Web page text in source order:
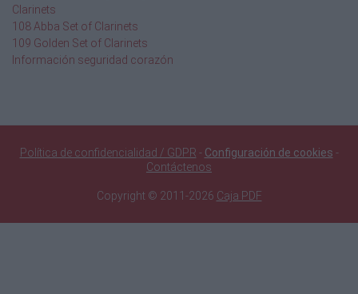
Clarinets
108 Abba Set of Clarinets
109 Golden Set of Clarinets
Información seguridad corazón
Política de confidencialidad / GDPR - Configuración de cookies -
Contáctenos
Copyright © 2011-2026 Caja PDF